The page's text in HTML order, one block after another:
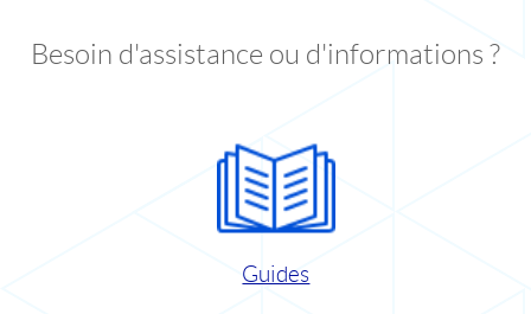
Besoin d'assistance ou d'informations ?
Guides